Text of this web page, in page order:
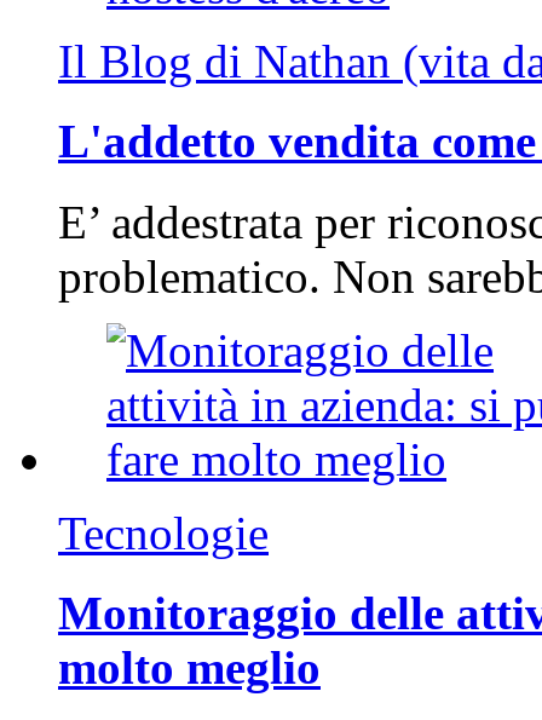
Il Blog di Nathan (vita
L'addetto vendita
E’ addestrata per
problematico. Non
Tecnologie
Monitoraggio delle
molto meglio